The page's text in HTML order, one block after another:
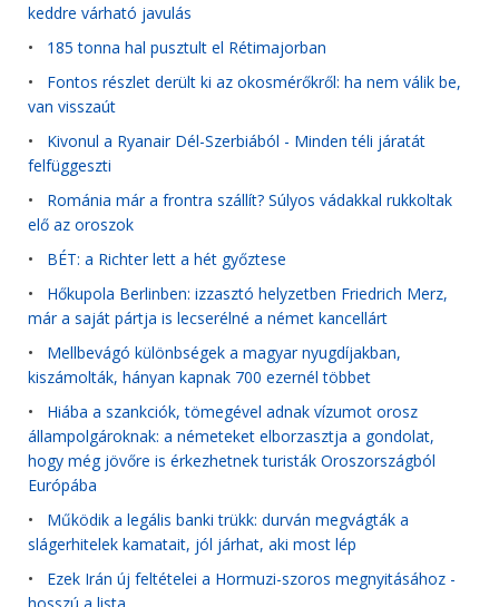
keddre várható javulás
• 185 tonna hal pusztult el Rétimajorban
• Fontos részlet derült ki az okosmérőkről: ha nem válik be,
van visszaút
• Kivonul a Ryanair Dél-Szerbiából - Minden téli járatát
felfüggeszti
• Románia már a frontra szállít? Súlyos vádakkal rukkoltak
elő az oroszok
• BÉT: a Richter lett a hét győztese
• Hőkupola Berlinben: izzasztó helyzetben Friedrich Merz,
már a saját pártja is lecserélné a német kancellárt
• Mellbevágó különbségek a magyar nyugdíjakban,
kiszámolták, hányan kapnak 700 ezernél többet
• Hiába a szankciók, tömegével adnak vízumot orosz
állampolgároknak: a németeket elborzasztja a gondolat,
hogy még jövőre is érkezhetnek turisták Oroszországból
Európába
• Működik a legális banki trükk: durván megvágták a
slágerhitelek kamatait, jól járhat, aki most lép
• Ezek Irán új feltételei a Hormuzi-szoros megnyitásához -